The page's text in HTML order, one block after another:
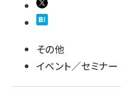
その他
イベント／セミナー